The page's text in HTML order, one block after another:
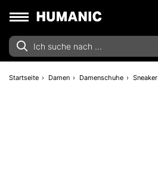
Startseite Damen Damenschuhe Sneaker